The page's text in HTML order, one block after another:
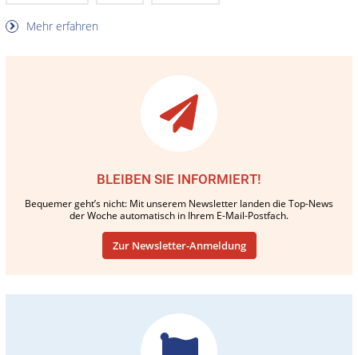
Mehr erfahren
BLEIBEN SIE INFORMIERT!
Bequemer geht’s nicht: Mit unserem Newsletter landen die Top-News
der Woche automatisch in Ihrem E-Mail-Postfach.
Zur Newsletter-Anmeldung